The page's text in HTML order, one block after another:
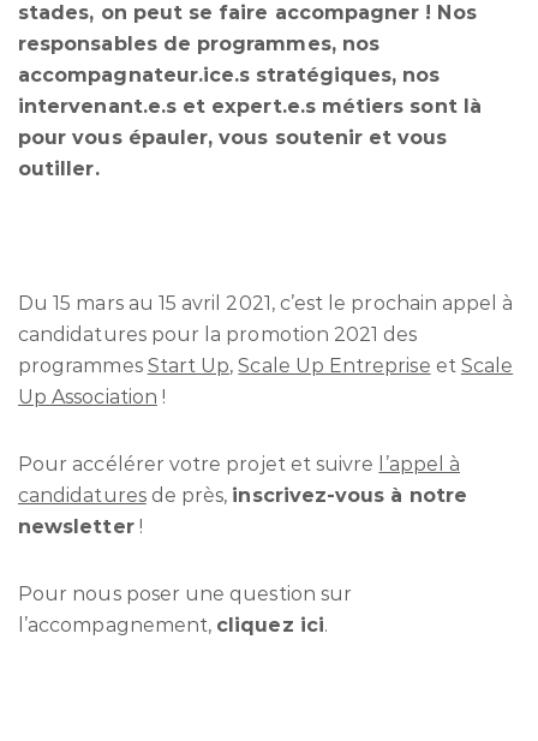
stades, on peut se faire accompagner ! Nos
responsables de programmes, nos
accompagnateur.ice.s stratégiques, nos
intervenant.e.s et expert.e.s métiers sont là
pour vous épauler, vous soutenir et vous
outiller.
Du 15 mars au 15 avril 2021, c’est le prochain appel à
candidatures pour la promotion 2021 des
programmes Start Up,Scale Up Entreprise et Scale
Up Association !
Pour accélérer votre projet et suivre
l’appel à
candidaturesde près, inscrivez-vous à notre
newsletter!
Pour nous poser une question sur
l’accompagnement, cliquez ici.